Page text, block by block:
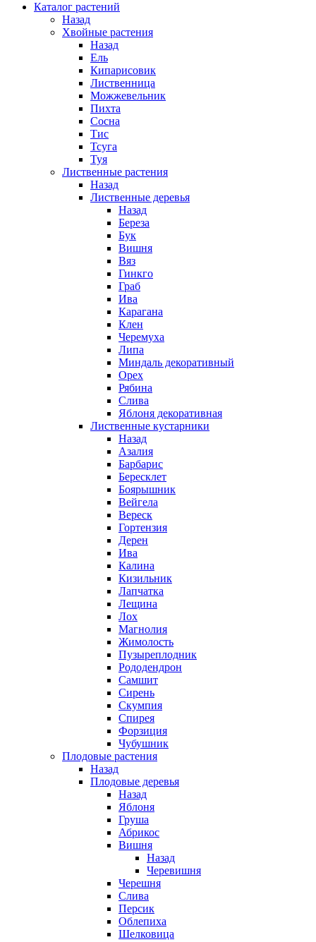
Каталог растений
Назад
Хвойные растения
Назад
Ель
Кипарисовик
Лиственница
Можжевельник
Пихта
Сосна
Тис
Тсуга
Туя
Лиственные растения
Назад
Лиственные деревья
Назад
Береза
Бук
Вишня
Вяз
Гинкго
Граб
Ива
Карагана
Клен
Черемуха
Липа
Миндаль декоративный
Орех
Рябина
Слива
Яблоня декоративная
Лиственные кустарники
Назад
Азалия
Барбарис
Бересклет
Боярышник
Вейгела
Вереск
Гортензия
Дерен
Ива
Калина
Кизильник
Лапчатка
Лещина
Лох
Магнолия
Жимолость
Пузыреплодник
Рододендрон
Самшит
Сирень
Скумпия
Спирея
Форзиция
Чубушник
Плодовые растения
Назад
Плодовые деревья
Назад
Яблоня
Груша
Абрикос
Вишня
Назад
Черевишня
Черешня
Слива
Персик
Облепиха
Шелковица